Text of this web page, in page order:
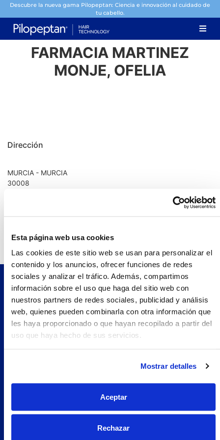
Esta página web usa cookies
Las cookies de este sitio web se usan para personalizar el
contenido y los anuncios, ofrecer funciones de redes
sociales y analizar el tráfico. Además, compartimos
información sobre el uso que haga del sitio web con
nuestros partners de redes sociales, publicidad y análisis
web, quienes pueden combinarla con otra información que
les haya proporcionado o que hayan recopilado a partir del
uso que haya hecho de sus servicios.
Mostrar detalles
Aceptar
Rechazar
Descubre la nueva gama Pilopeptan: Ciencia e innovación al cuidado de
tu cabello.
FARMACIA MARTINEZ
MONJE, OFELIA
Dirección
MURCIA - MURCIA
30008
Teléfono: 968234379.0
Pilopeptan es una marca de Laboratorio Genové.
Avenida Carrilet 293-297, 08907.
Hospitalet de Llobregat, Barcelona (España)
Navegación
Soluciones